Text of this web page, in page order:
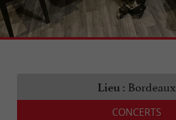
Lieu : Bordeaux
CONCERTS